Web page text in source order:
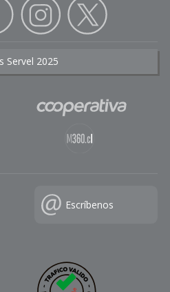
Servel 2025
Escríbenos